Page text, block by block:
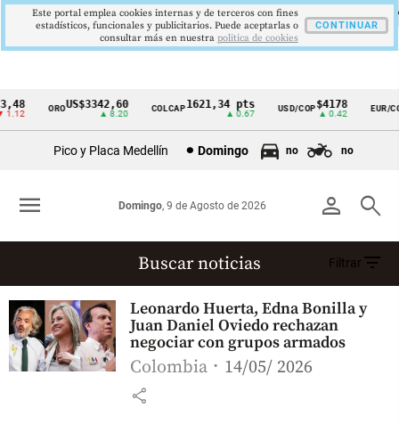
Cintillo
Colombia
OROUS$3342,60
▲ 8.20
COLCAP1621,34 pts
▲ 0.67
USD/COP$4178
▲ 0.42
EUR/
Pico y Placa Medellín Domingo no no
person search
Domingo, 9 de Agosto de 2026
menu
Buscar noticias
Edna Bonilla (49 resultados)
Filtrar filter_list
Leonardo Huerta, Edna Bonilla y
Juan Daniel Oviedo rechazan
negociar con grupos armados
Colombia 14/05/ 2026
share
Este portal emplea cookies internas y de terceros con fines
estadísticos, funcionales y publicitarios. Puede aceptarlas o
consultar más en nuestra politica de cookies
CONTINUAR